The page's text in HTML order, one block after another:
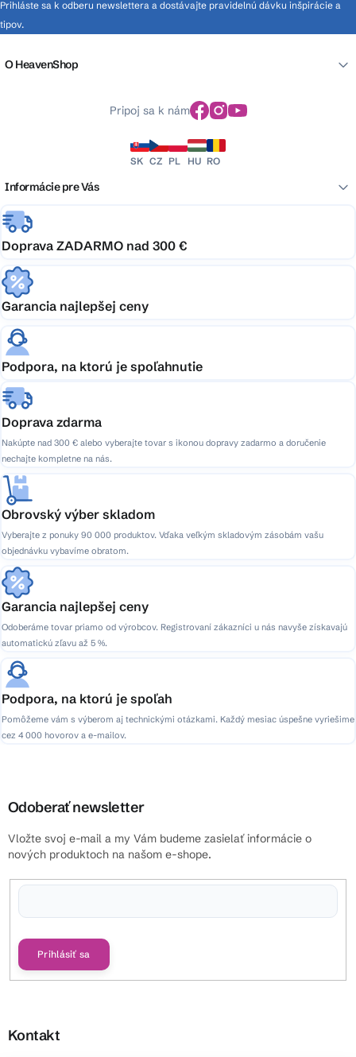
Prihláste sa k odberu newslettera a dostávajte pravidelnú dávku inšpirácie a
tipov.
O HeavenShop
Pripoj sa k nám
SK CZ PL HU RO
Informácie pre Vás
Doprava ZADARMO nad 300 €
Garancia najlepšej ceny
Podpora, na ktorú je spoľahnutie
Doprava zdarma
Nakúpte nad 300 € alebo vyberajte tovar s ikonou dopravy zadarmo a doručenie
nechajte kompletne na nás.
Obrovský výber skladom
Vyberajte z ponuky 90 000 produktov. Vďaka veľkým skladovým zásobám vašu
objednávku vybavíme obratom.
Garancia najlepšej ceny
Odoberáme tovar priamo od výrobcov. Registrovaní zákazníci u nás navyše získavajú
automatickú zľavu až 5 %.
Podpora, na ktorú je spoľah
Pomôžeme vám s výberom aj technickými otázkami. Každý mesiac úspešne vyriešime
cez 4 000 hovorov a e-mailov.
Odoberať newsletter
Vložte svoj e-mail a my Vám budeme zasielať informácie o
nových produktoch na našom e-shope.
Prihlásiť sa
Kontakt